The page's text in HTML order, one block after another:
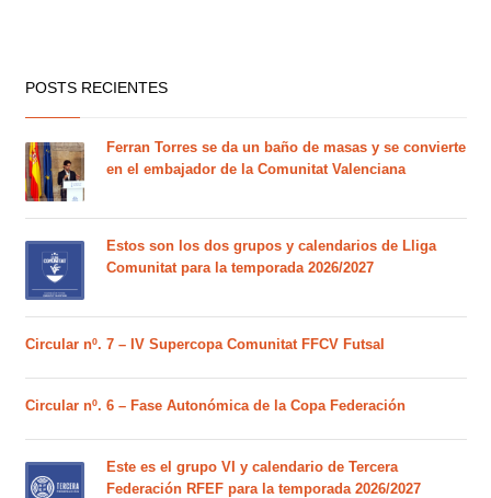
POSTS RECIENTES
Ferran Torres se da un baño de masas y se convierte
en el embajador de la Comunitat Valenciana
Estos son los dos grupos y calendarios de Lliga
Comunitat para la temporada 2026/2027
Circular nº. 7 – IV Supercopa Comunitat FFCV Futsal
Circular nº. 6 – Fase Autonómica de la Copa Federación
Este es el grupo VI y calendario de Tercera
Federación RFEF para la temporada 2026/2027